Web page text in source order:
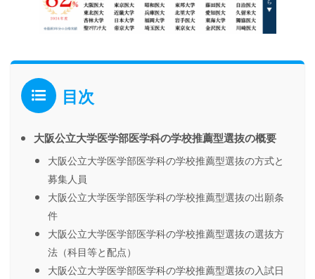
目次
大阪公立大学医学部医学科の学校推薦型選抜の概要
大阪公立大学医学部医学科の学校推薦型選抜の方式と
募集人員
大阪公立大学医学部医学科の学校推薦型選抜の出願条
件
大阪公立大学医学部医学科の学校推薦型選抜の選抜方
法（科目等と配点）
大阪公立大学医学部医学科の学校推薦型選抜の入試日